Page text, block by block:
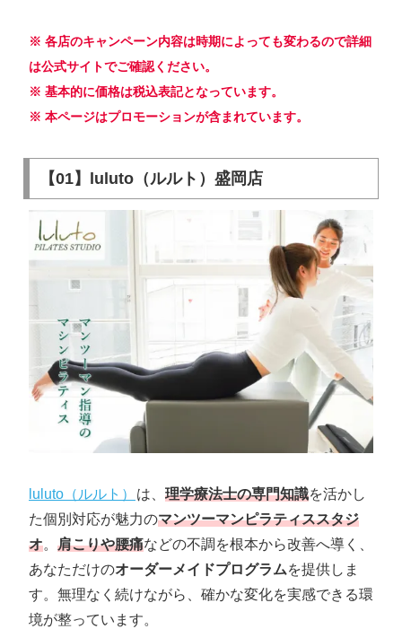
※ 各店のキャンペーン内容は時期によっても変わるので詳細
は公式サイトでご確認ください。
※ 基本的に価格は税込表記となっています。
※ 本ページはプロモーションが含まれています。
【01】luluto（ルルト）盛岡店
luluto（ルルト） は、 理学療法士の専門知識を活かし
た個別対応が魅力のマンツーマンピラティススタジ
オ。 肩こりや腰痛などの不調を根本から改善へ導く、
あなただけのオーダーメイドプログラムを提供しま
す。無理なく続けながら、確かな変化を実感できる環
境が整っています。